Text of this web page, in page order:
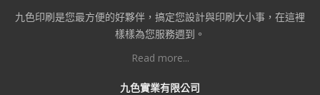
九色印刷是您最方便的好夥伴，搞定您設計與印刷大小事，在這裡
樣樣為您服務週到。
Read more...
九色實業有限公司